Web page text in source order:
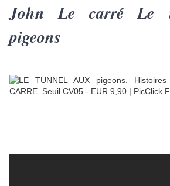
John Le carré Le
pigeons